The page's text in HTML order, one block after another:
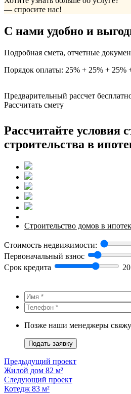
— спросите нас!
С нами удобно и
Подробная смета, отчетные
Порядок оплаты: 25% + 25% + 25%
Предварительный рассчет
Рассчитать смету
Рассчитайте условия
строительства в
Строительство домов в
Стоимость недвижимости:
Первоначальный взнос
Срок кредита
Позже наши менеджеры
Подать заявку
Предыдущий проект
Жилой дом 82 м²
Следующий проект
Котедж 83 м²